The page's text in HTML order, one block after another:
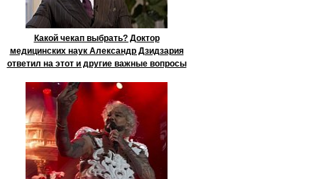
Какой чекап выбрать? Доктор
медицинских наук Александр Дзидзария
ответил на этот и другие важные вопросы